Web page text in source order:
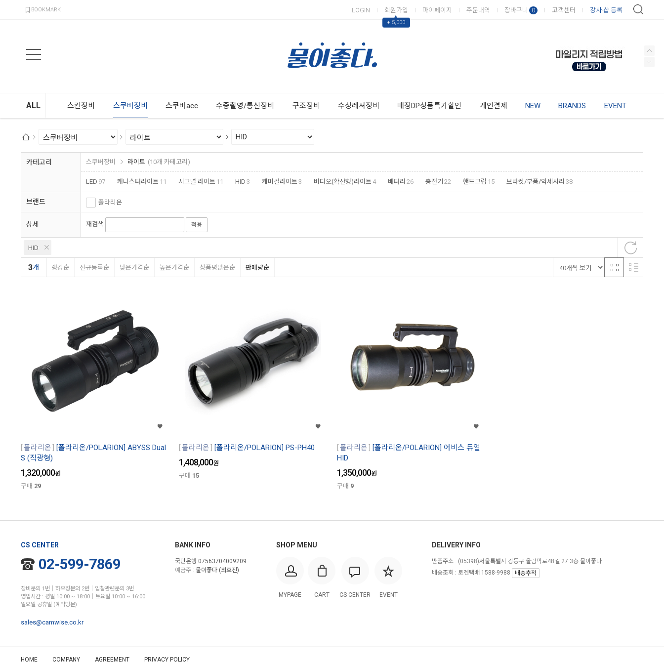
BOOKMARK LOGIN 회원가입
▲
+ 5,000
마이페이지 주문내역 장바구니 0 고객센터 강사·샵 등록
ALL 스킨장비 스쿠버장비 스쿠버acc 수중촬영/통신장비 구조장비 수상레져장비 매장DP상품특가할인 개인결제 NEW BRANDS EVENT
카테고리 스쿠버장비 라이트 (10개 카테고리)
LED 97 캐니스터라이트 11 시그널 라이트 11 HID 3 케미컬라이트 3 비디오(확산형)라이트 4 배터리 26 충전기 22 핸드그립 15 브라켓/부품/악세사리 38
브랜드 폴라리온
상세 재검색 적용
HID
3개 랭킹순 신규등록순 낮은가격순 높은가격순 상품평많은순 판매량순
폴라리온
[폴라리온/POLARION] ABYSS Dual
S (직광형)
1,320,000원
구매 29
폴라리온 [폴라리온/POLARION] PS-PH40
1,408,000원
구매 15
폴라리온
[폴라리온/POLARION] 어비스 듀얼
HID
1,350,000원
구매 9
CS CENTER
02-599-7869
장비문의 1번│하우징문의 2번│입찰관련문의 3번
영업시간 : 평일 10:00 ~ 18:00│토요일 10:00 ~ 16:00
일요일 공휴일 (예약방문)
sales@camwise.co.kr
BANK INFO
국민은행 07563704009209
예금주 : 물이좋다 (최호진)
SHOP MENU
MYPAGE CART CS CENTER EVENT
DELIVERY INFO
반품주소 : (05398)서울특별시 강동구 올림픽로48길 27 3층 물이좋다
배송조회 : 로젠택배 1588-9988
배송추적
HOME COMPANY AGREEMENT PRIVACY POLICY